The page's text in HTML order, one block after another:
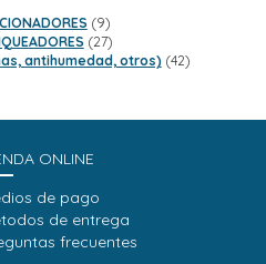
99
productos
2727
productos
antihumedad, otros) 4242
ONLINE
de pago
de entrega
frecuentes